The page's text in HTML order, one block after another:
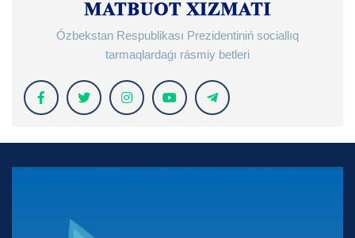
Ózbekstan Respublikası Prezidentiniń sociallıq
tarmaqlardaǵı rásmiy betleri